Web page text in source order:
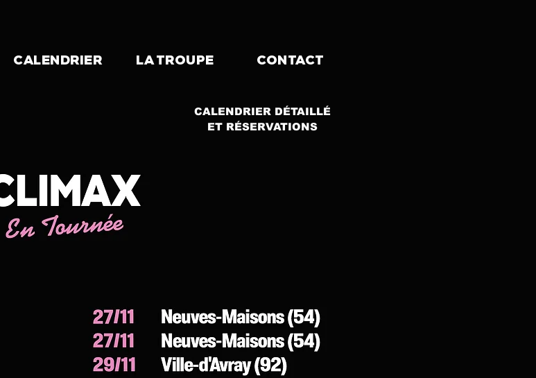
CALENDRIER LA TROUPE CONTACT
CALENDRIER DÉTAILLÉ
ET RÉSERVATIONS